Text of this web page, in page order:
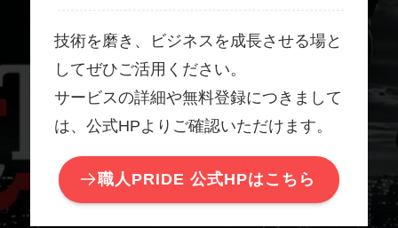
技術を磨き、ビジネスを成長させる場と
してぜひご活用ください。
サービスの詳細や無料登録につきまして
は、公式HPよりご確認いただけます。
職人PRIDE 公式HPはこちら